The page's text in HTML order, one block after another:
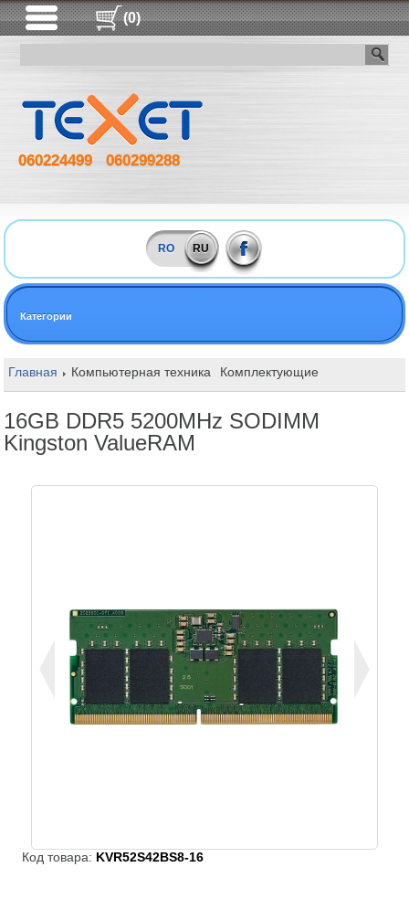
(0)
060224499 060299288
RO RU
Категории
Главная Компьютерная техника Комплектующие
16GB DDR5 5200MHz SODIMM
Kingston ValueRAM
Код товара: KVR52S42BS8-16